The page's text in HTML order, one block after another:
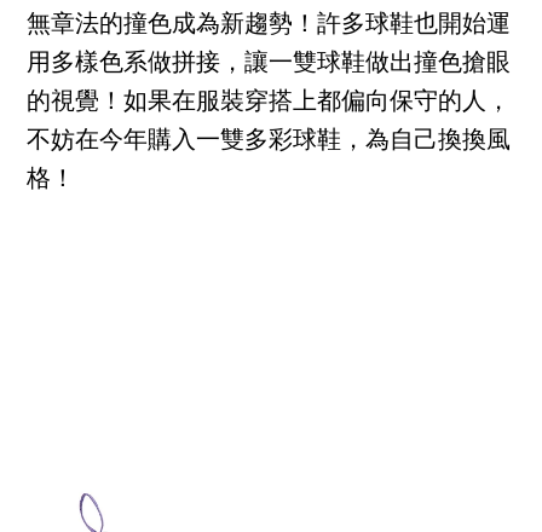
無章法的撞色成為新趨勢！許多球鞋也開始運
用多樣色系做拼接，讓一雙球鞋做出撞色搶眼
的視覺！如果在服裝穿搭上都偏向保守的人，
不妨在今年購入一雙多彩球鞋，為自己換換風
格！